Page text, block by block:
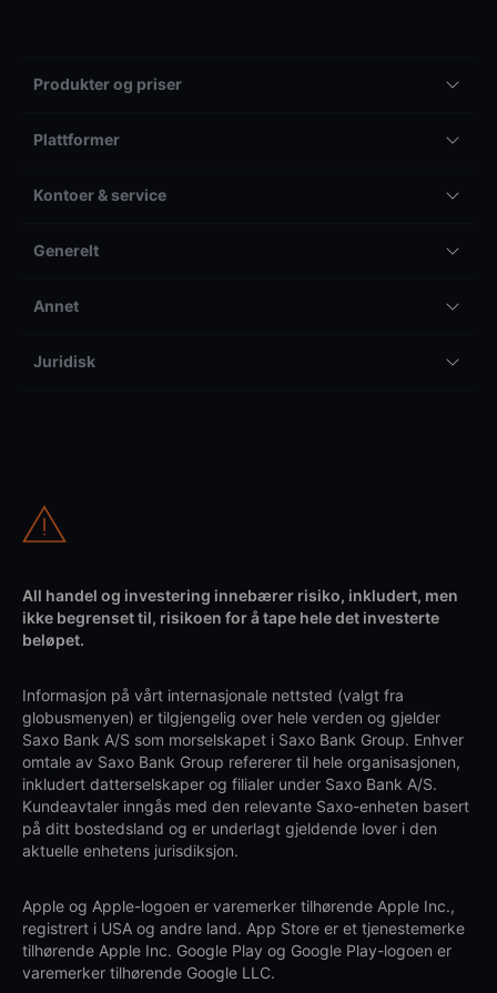
Produkter og priser
Plattformer
Kontoer & service
Generelt
Annet
Juridisk
All handel og investering innebærer risiko, inkludert, men
ikke begrenset til, risikoen for å tape hele det investerte
beløpet.
Informasjon på vårt internasjonale nettsted (valgt fra
globusmenyen) er tilgjengelig over hele verden og gjelder
Saxo Bank A/S som morselskapet i Saxo Bank Group. Enhver
omtale av Saxo Bank Group refererer til hele organisasjonen,
inkludert datterselskaper og filialer under Saxo Bank A/S.
Kundeavtaler inngås med den relevante Saxo-enheten basert
på ditt bostedsland og er underlagt gjeldende lover i den
aktuelle enhetens jurisdiksjon.
Apple og Apple-logoen er varemerker tilhørende Apple Inc.,
registrert i USA og andre land. App Store er et tjenestemerke
tilhørende Apple Inc. Google Play og Google Play-logoen er
varemerker tilhørende Google LLC.